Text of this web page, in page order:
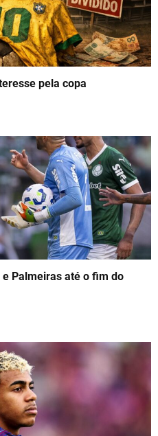
pela copa
Palmeiras até o fim do